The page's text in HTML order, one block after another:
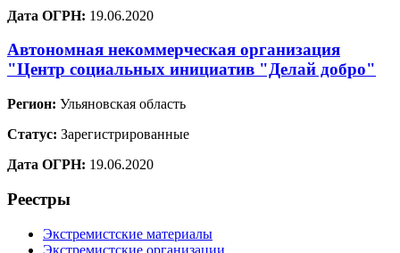
Дата ОГРН: 19.06.2020
Автономная некоммерческая организация
"Центр социальных инициатив "Делай добро"
Регион: Ульяновская область
Статус: Зарегистрированные
Дата ОГРН: 19.06.2020
Реестры
Экстремистские материалы
Экстремистские организации